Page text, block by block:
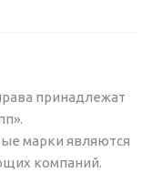
принадлежат
марки являются
компаний.